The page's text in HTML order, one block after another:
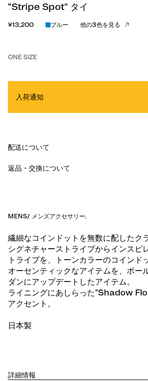
"Stripe Spot" タイ
¥13,200 ブルー 他の3色を見る
ONE SIZE
入荷通知
配送について
返品・交換について
MENS/ メンズアクセサリー.
繊細なコインドットを無数に配したク
シグネチャーストライプからインスピ
トライプを、トーンカラーのコインド
オーセンティックなアイテムを、ポー
ダンにアップデートしたアイテム。
ライニングにあしらった"Shadow
アクセント。
日本製
詳細情報